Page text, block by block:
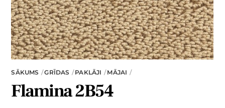
SĀKUMS GRĪDAS PAKLĀJI MĀJAI
Flamina 2B54